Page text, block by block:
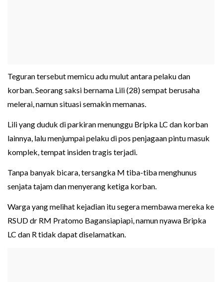
Teguran tersebut memicu adu mulut antara pelaku dan
korban. Seorang saksi bernama Lili (28) sempat berusaha
melerai, namun situasi semakin memanas.
Lili yang duduk di parkiran menunggu Bripka LC dan korban
lainnya, lalu menjumpai pelaku di pos penjagaan pintu masuk
komplek, tempat insiden tragis terjadi.
Tanpa banyak bicara, tersangka M tiba-tiba menghunus
senjata tajam dan menyerang ketiga korban.
Warga yang melihat kejadian itu segera membawa mereka ke
RSUD dr RM Pratomo Bagansiapiapi, namun nyawa Bripka
LC dan R tidak dapat diselamatkan.